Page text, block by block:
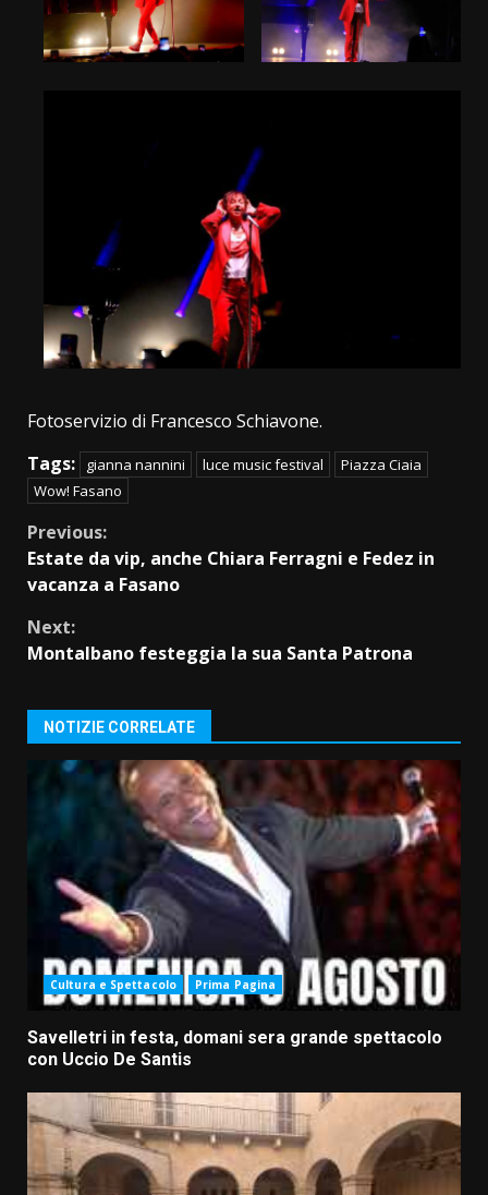
Fotoservizio di Francesco Schiavone.
Tags:
gianna nannini luce music festival
Piazza Ciaia
Wow! Fasano
Continue
Reading
Previous:
Estate da vip, anche Chiara Ferragni e Fedez in
vacanza a Fasano
Next:
Montalbano festeggia la sua Santa Patrona
NOTIZIE CORRELATE
Cultura e Spettacolo Prima Pagina
Savelletri in festa, domani sera grande spettacolo
con Uccio De Santis